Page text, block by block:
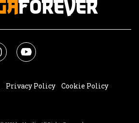
Privacy Policy
Cookie Policy